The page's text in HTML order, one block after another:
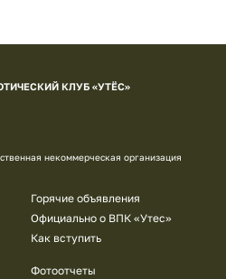
КЛУБ «УТЁС»
некоммерческая организация
Горячие объявления
Официально о ВПК «Утес»
Как вступить
Фотоотчеты